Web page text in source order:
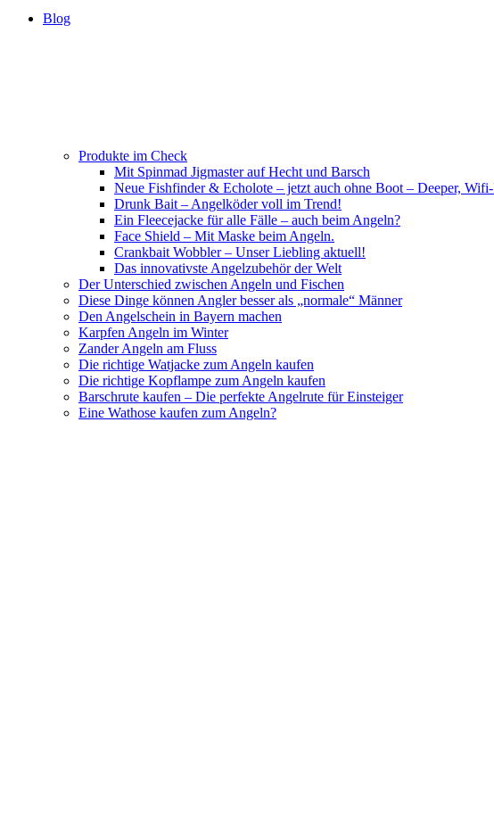
Blog
Produkte im Check
Mit Spinmad Jigmaster auf Hecht und Barsch
Neue Fishfinder & Echolote – jetzt auch ohne Boot – Deeper,
Drunk Bait – Angelköder voll im Trend!
Ein Fleecejacke für alle Fälle – auch beim Angeln?
Face Shield – Mit Maske beim Angeln.
Crankbait Wobbler – Unser Liebling aktuell!
Das innovativste Angelzubehör der Welt
Der Unterschied zwischen Angeln und Fischen
Diese Dinge können Angler besser als „normale“ Männer
Den Angelschein in Bayern machen
Karpfen Angeln im Winter
Zander Angeln am Fluss
Die richtige Watjacke zum Angeln kaufen
Die richtige Kopflampe zum Angeln kaufen
Barschrute kaufen – Die perfekte Angelrute für Einsteiger
Eine Wathose kaufen zum Angeln?